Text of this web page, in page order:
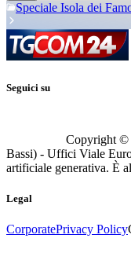
Speciale Isola dei
Seguici su
Copyright ©
Bassi) - Uffici Viale
artificiale generativa. È
Legal
CorporatePrivacy Policy